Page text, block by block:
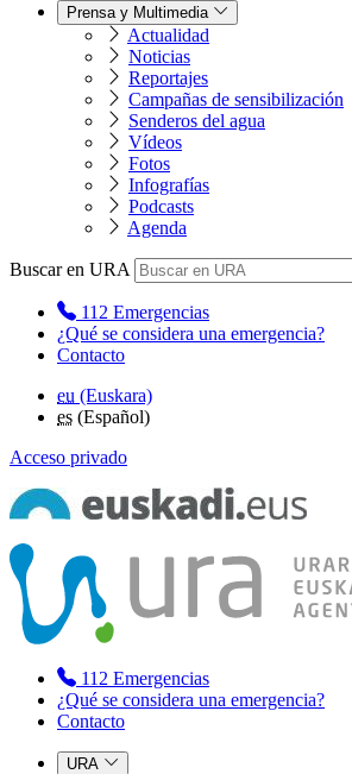
Prensa y Multimedia
Actualidad
Noticias
Reportajes
Campañas de sensibilización
Senderos del agua
Vídeos
Fotos
Infografías
Podcasts
Agenda
Buscar en URA
112 Emergencias
¿Qué se considera una emergencia?
Contacto
eu (Euskara)
es (Español)
Acceso privado
112 Emergencias
¿Qué se considera una emergencia?
Contacto
URA